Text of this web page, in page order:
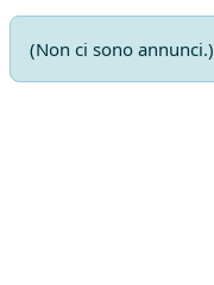
(Non ci sono annunci.)